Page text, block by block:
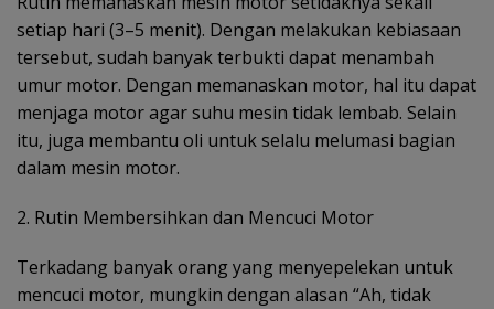
setiap hari (3–5 menit). Dengan melakukan kebiasaan
tersebut, sudah banyak terbukti dapat menambah
umur motor. Dengan memanaskan motor, hal itu dapat
menjaga motor agar suhu mesin tidak lembab. Selain
itu, juga membantu oli untuk selalu melumasi bagian
dalam mesin motor.
2. Rutin Membersihkan dan Mencuci Motor
Terkadang banyak orang yang menyepelekan untuk
mencuci motor, mungkin dengan alasan “Ah, tidak